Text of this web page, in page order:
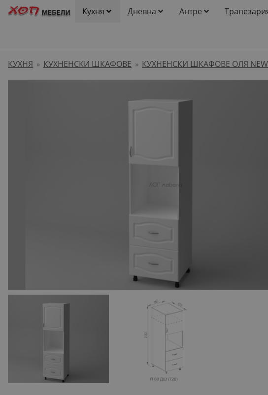
Кухня Дневна Антре
КУХНЯ » КУХНЕНСКИ ШКАФОВЕ » КУХНЕНСКИ ШКАФОВЕ ОЛЯ NEW